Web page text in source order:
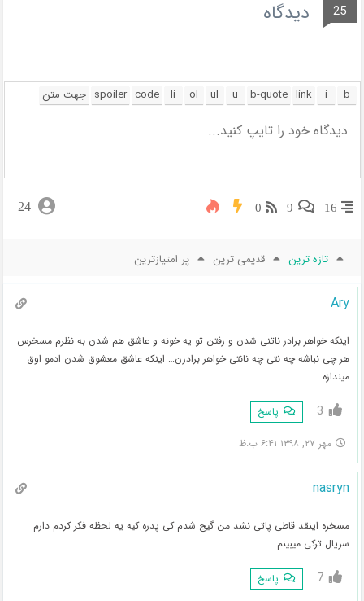
25 دیدگاه
16
9
0
24
تازه ترین قدیمی ترین پر امتیازترین
Ary
اینکه خواهر برادر ناتنی شدن و رفتن تو یه خونه و عاشق هم شدن به نظرم مسخرس
هر چی نباشه چه نتی چه نانتی خواهر برادرن… اینکه عاشق معشوق شدن ادمو اوق
میندازه
3 پاسخ
مهر ۲۷, ۱۳۹۸ ۶:۴۱ ب.ظ
nasryn
مسخره اینقد قاطی پاتی نشد من گیج شدم کی پدره کیه یه لحظه فکر کردم دارم
سریال ترکی میبینم
7 پاسخ